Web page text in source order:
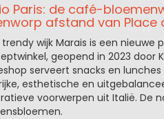
Paris: de café-
afstand van Place
trendy wijk Marais is een
geopend in 2023 door
serveert snacks en
esthetische en
voorwerpen uit Italië. De